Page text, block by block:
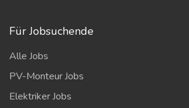
Für Jobsuchende
Alle Jobs
PV-Monteur Jobs
Elektriker Jobs